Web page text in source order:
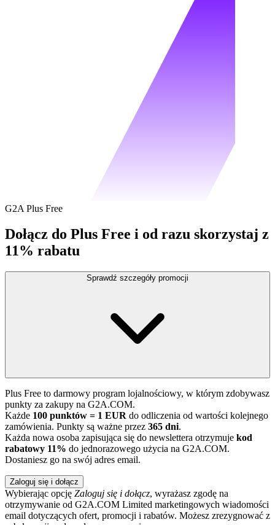
G2A Plus Free
Dołącz do Plus Free i od razu skorzystaj z
11% rabatu
Sprawdź szczegóły promocji
Plus Free to darmowy program lojalnościowy, w którym zdobywasz
punkty za zakupy na G2A.COM.
Każde 100 punktów = 1 EUR do odliczenia od wartości kolejnego
zamówienia. Punkty są ważne przez 365 dni.
Każda nowa osoba zapisująca się do newslettera otrzymuje kod
rabatowy 11% do jednorazowego użycia na G2A.COM.
Dostaniesz go na swój adres email.
Zaloguj się i dołącz
Wybierając opcję Zaloguj się i dołącz, wyrażasz zgodę na
otrzymywanie od G2A.COM Limited marketingowych wiadomości
email dotyczących ofert, promocji i rabatów. Możesz zrezygnować z